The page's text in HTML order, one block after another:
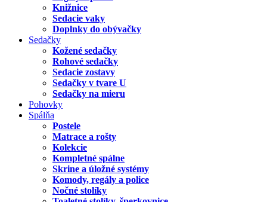
Knižnice
Sedacie vaky
Doplnky do obývačky
Sedačky
Kožené sedačky
Rohové sedačky
Sedacie zostavy
Sedačky v tvare U
Sedačky na mieru
Pohovky
Spálňa
Postele
Matrace a rošty
Kolekcie
Kompletné spálne
Skrine a úložné systémy
Komody, regály a police
Nočné stolíky